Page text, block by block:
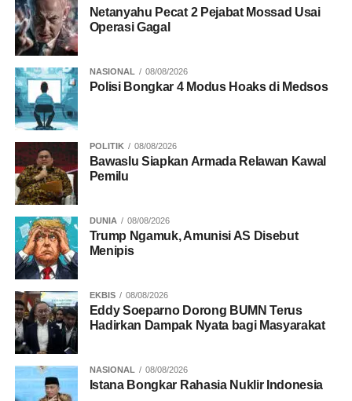
DON'T MISS
Leo/Daniel Juarai Thailand Open 2026
Netanyahu Pecat 2 Pejabat Mossad Usai
Operasi Gagal
NASIONAL 08/08/2026
Polisi Bongkar 4 Modus Hoaks di Medsos
POLITIK 08/08/2026
Bawaslu Siapkan Armada Relawan Kawal
Pemilu
DUNIA 08/08/2026
Trump Ngamuk, Amunisi AS Disebut
Menipis
EKBIS 08/08/2026
Eddy Soeparno Dorong BUMN Terus
Hadirkan Dampak Nyata bagi Masyarakat
NASIONAL 08/08/2026
Istana Bongkar Rahasia Nuklir Indonesia